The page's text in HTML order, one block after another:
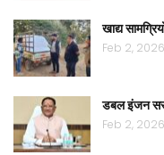
खाद्य
Feb 2, 2026
डबल इंजन
Feb 2, 2026